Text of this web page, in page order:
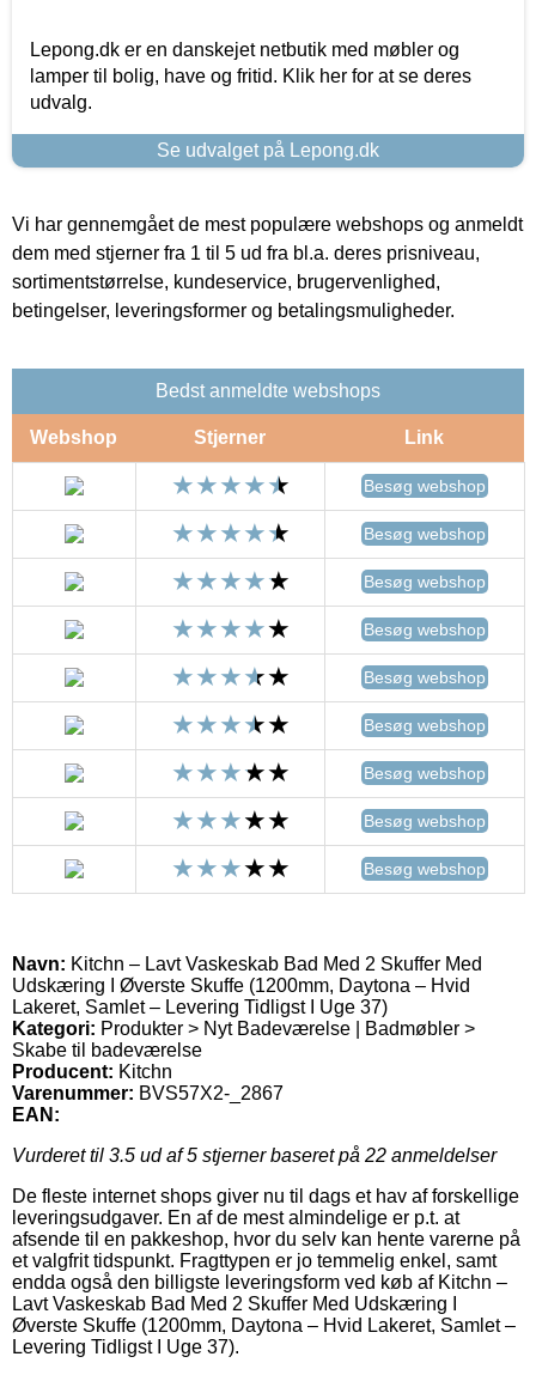
Lepong.dk er en danskejet netbutik med møbler og
lamper til bolig, have og fritid. Klik her for at se deres
udvalg.
Se udvalget på Lepong.dk
Vi har gennemgået de mest populære webshops og anmeldt
dem med stjerner fra 1 til 5 ud fra bl.a. deres prisniveau,
sortimentstørrelse, kundeservice, brugervenlighed,
betingelser, leveringsformer og betalingsmuligheder.
Bedst anmeldte webshops
Webshop Stjerner Link
Besøg webshop
Besøg webshop
Besøg webshop
Besøg webshop
Besøg webshop
Besøg webshop
Besøg webshop
Besøg webshop
Besøg webshop
Navn: Kitchn – Lavt Vaskeskab Bad Med 2 Skuffer Med
Udskæring I Øverste Skuffe (1200mm, Daytona – Hvid
Lakeret, Samlet – Levering Tidligst I Uge 37)
Kategori: Produkter > Nyt Badeværelse | Badmøbler >
Skabe til badeværelse
Producent: Kitchn
Varenummer: BVS57X2-_2867
EAN:
Vurderet til 3.5 ud af 5 stjerner baseret på 22 anmeldelser
De fleste internet shops giver nu til dags et hav af forskellige
leveringsudgaver. En af de mest almindelige er p.t. at
afsende til en pakkeshop, hvor du selv kan hente varerne på
et valgfrit tidspunkt. Fragttypen er jo temmelig enkel, samt
endda også den billigste leveringsform ved køb af Kitchn –
Lavt Vaskeskab Bad Med 2 Skuffer Med Udskæring I
Øverste Skuffe (1200mm, Daytona – Hvid Lakeret, Samlet –
Levering Tidligst I Uge 37).